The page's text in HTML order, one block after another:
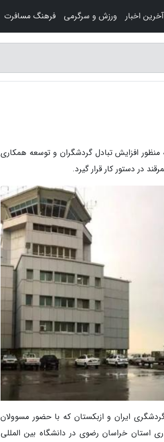
افزایش تبادل گردشگران و توسعه همکاری
در دستور کار قرار گیرد.
ایران و ازبکستان که با حضور مسوولان
استان خراسان رضوی در دانشگاه بین المللی
آخرین اخبار ورزش و سرگرمی فرهنگ مسافرت